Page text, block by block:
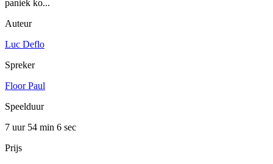
paniek ko...
Auteur
Luc Deflo
Spreker
Floor Paul
Speelduur
7 uur 54 min 6 sec
Prijs